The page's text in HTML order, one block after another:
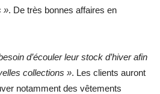
». De très bonnes affaires en
d’écouler leur stock d’hiver afin
collections ». Les clients auront
notamment des vêtements